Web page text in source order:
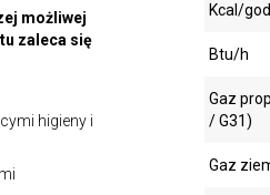
możliwej
zaleca się
higieny i
Kcal/
Btu/h
Gaz
/ G31)
Gaz